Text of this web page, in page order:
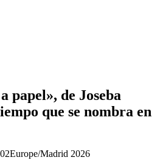
papel», de Joseba
que se nombra en
Madrid 2026